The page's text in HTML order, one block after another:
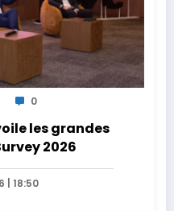
0
les grandes
2026
| 18:50